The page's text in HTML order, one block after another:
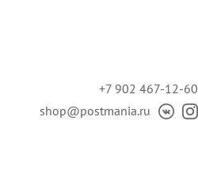
+7 902 467-12-60
shop@postmania.ru